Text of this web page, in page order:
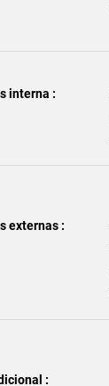
interna :
externas :
: